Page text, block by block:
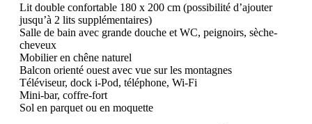
Lit double confortable 180 x 200 cm (possibilité d’ajouter
jusqu’à 2 lits supplémentaires)
Salle de bain avec grande douche et WC, peignoirs, sèche-
cheveux
Mobilier en chêne naturel
Balcon orienté ouest avec vue sur les montagnes
Téléviseur, dock i-Pod, téléphone, Wi-Fi
Mini-bar, coffre-fort
Sol en parquet ou en moquette